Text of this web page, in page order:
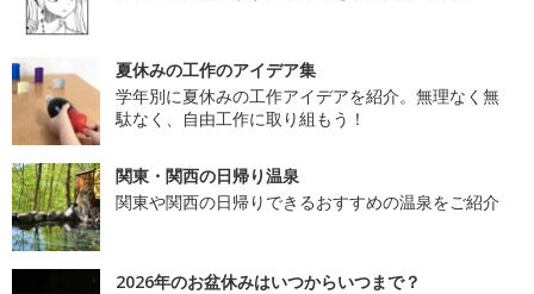
夏休みの工作のアイデア集
学年別に夏休みの工作アイデアを紹介。無理なく無
駄なく、自由工作に取り組もう！
関東・関西の日帰り温泉
関東や関西の日帰りできるおすすめの温泉をご紹介
2026年のお盆休みはいつからいつまで？